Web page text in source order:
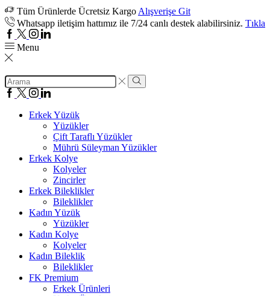
Tüm Ürünlerde Ücretsiz Kargo Alışverişe Git
Whatsapp iletişim hattımız ile 7/24 canlı destek alabilirsiniz. Tıkla
Facebook
Twitter
Instagram
Linkedin
Menu
Search
input
Search
Facebook
Twitter
Instagram
Linkedin
Erkek Yüzük
Yüzükler
Çift Taraflı Yüzükler
Mührü Süleyman Yüzükler
Erkek Kolye
Kolyeler
Zincirler
Erkek Bileklikler
Bileklikler
Kadın Yüzük
Yüzükler
Kadın Kolye
Kolyeler
Kadın Bileklik
Bileklikler
FK Premium
Erkek Ürünleri